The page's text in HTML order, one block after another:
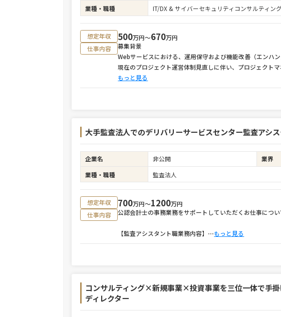
業種・職種
IT/DX & サイバーセキュリティコンサルティング
想定年収 500万円〜670万円
仕事内容
募集背景
Webサービスにおける、運用保守および機能改善（エンハン
現在のプロジェクト運営体制見直しに伴い、プロジェクト
もっと見る
大手監査法人でのデリバリーサービスセンター監査アシ
企業名 非公開 業界
業種・職種
監査法人
想定年収 700万円〜1200万円
仕事内容
公認会計士の事務業務をサポートしていただくお仕事につ
【監査アシスタント職業務内容】 ⋯もっと見る
コンサルティング×新規事業×投資事業を三位一体で手
ディレクター